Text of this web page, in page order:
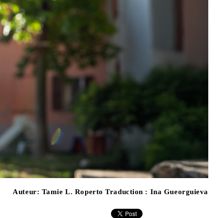
Auteur: Tamie L. Roperto Traduction : Ina Gueorguieva